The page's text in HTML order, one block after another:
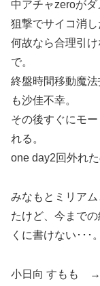
中アチャzeroがダ
狙撃でサイコ消し
何故なら合理引
で。
終盤時間移動魔
も沙佳不幸。
その後すぐにモ
れる。
one day2回外れ
みなもとミリア
たけど、今まで
くに書けない･･･。
小日向 すも